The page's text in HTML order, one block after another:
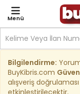
Menü
Kıbrıs
Bilgilendirme:
BuyKibris.com
alışveriş
etkinleştirilecektir.